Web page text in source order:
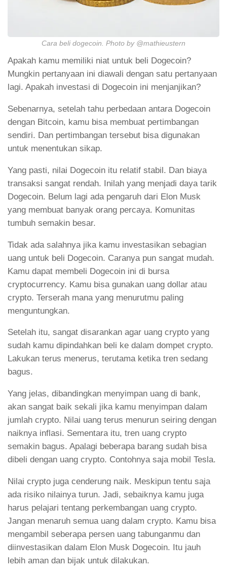
Cara beli dogecoin. Photo by @mathieustern
Apakah kamu memiliki niat untuk beli Dogecoin?
Mungkin pertanyaan ini diawali dengan satu pertanyaan
lagi. Apakah investasi di Dogecoin ini menjanjikan?
Sebenarnya, setelah tahu perbedaan antara Dogecoin
dengan Bitcoin, kamu bisa membuat pertimbangan
sendiri. Dan pertimbangan tersebut bisa digunakan
untuk menentukan sikap.
Yang pasti, nilai Dogecoin itu relatif stabil. Dan biaya
transaksi sangat rendah. Inilah yang menjadi daya tarik
Dogecoin. Belum lagi ada pengaruh dari Elon Musk
yang membuat banyak orang percaya. Komunitas
tumbuh semakin besar.
Tidak ada salahnya jika kamu investasikan sebagian
uang untuk beli Dogecoin. Caranya pun sangat mudah.
Kamu dapat membeli Dogecoin ini di bursa
cryptocurrency. Kamu bisa gunakan uang dollar atau
crypto. Terserah mana yang menurutmu paling
menguntungkan.
Setelah itu, sangat disarankan agar uang crypto yang
sudah kamu dipindahkan beli ke dalam dompet crypto.
Lakukan terus menerus, terutama ketika tren sedang
bagus.
Yang jelas, dibandingkan menyimpan uang di bank,
akan sangat baik sekali jika kamu menyimpan dalam
jumlah crypto. Nilai uang terus menurun seiring dengan
naiknya inflasi. Sementara itu, tren uang crypto
semakin bagus. Apalagi beberapa barang sudah bisa
dibeli dengan uang crypto. Contohnya saja mobil Tesla.
Nilai crypto juga cenderung naik. Meskipun tentu saja
ada risiko nilainya turun. Jadi, sebaiknya kamu juga
harus pelajari tentang perkembangan uang crypto.
Jangan menaruh semua uang dalam crypto. Kamu bisa
mengambil seberapa persen uang tabunganmu dan
diinvestasikan dalam Elon Musk Dogecoin. Itu jauh
lebih aman dan bijak untuk dilakukan.